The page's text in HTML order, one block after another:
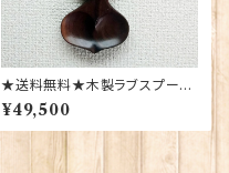
★送料無料★木製ラブスプーン
【Lace-2】Sion Llewellyn 40
137
¥49,500